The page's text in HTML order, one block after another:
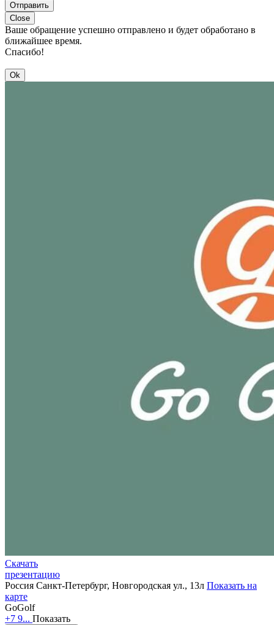
Отправить
Close
Ваше обращение успешно отправлено и будет обработано в
ближайшее время.
Спасибо!
Ok
Скачать
презентацию
Россия Санкт-Петербург, Новгородская ул., 13л Показать на
карте
GoGolf
+7 9... Показать